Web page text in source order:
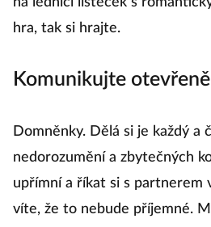
hra, tak si hrajte.
Komunikujte otevřeně
Domněnky. Dělá si je každý a
nedorozumění a zbytečných
upřímní a říkat si s partnerem
víte, že to nebude příjemné.